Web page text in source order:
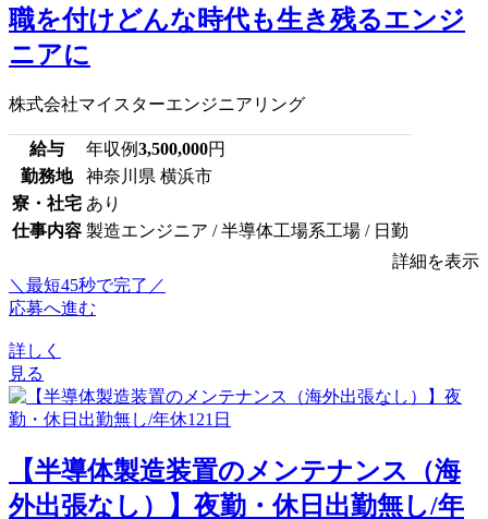
職を付けどんな時代も生き残るエンジ
ニアに
株式会社マイスターエンジニアリング
給与 年収例3,500,000円
勤務地
神奈川県 横浜市
寮・社宅 あり
仕事内容 製造エンジニア / 半導体工場系工場 / 日勤
詳細を表示
＼最短45秒で完了／
応募へ進む
詳しく
見る
【半導体製造装置のメンテナンス（海
外出張なし）】夜勤・休日出勤無し/年